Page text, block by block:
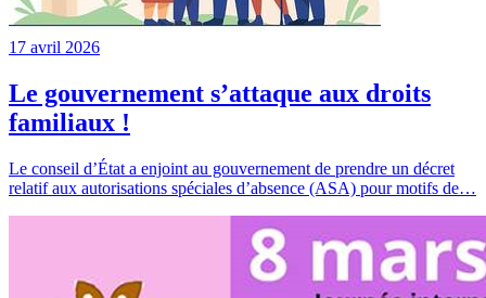
17 avril 2026
Le gouvernement s’attaque aux droits
familiaux !
Le conseil d’État a enjoint au gouvernement de prendre un décret
relatif aux autorisations spéciales d’absence (ASA) pour motifs de…